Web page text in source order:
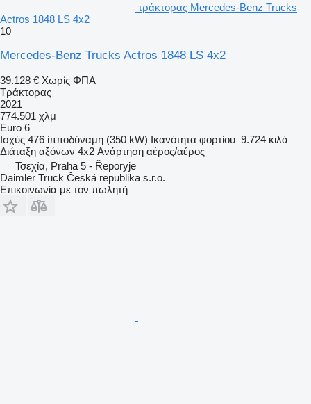
τράκτορας Mercedes-Benz Trucks
Actros 1848 LS 4x2
10
Mercedes-Benz Trucks Actros 1848 LS 4x2
39.128 € Χωρίς ΦΠΑ
Τράκτορας
2021
774.501 χλμ
Euro 6
Ισχύς 476 ίπποδύναμη (350 kW) Ικανότητα φορτίου 9.724 κιλά
Διάταξη αξόνων 4x2 Ανάρτηση αέρος/αέρος
Τσεχία, Praha 5 - Řeporyje
Daimler Truck Česká republika s.r.o.
Επικοινωνία με τον πωλητή